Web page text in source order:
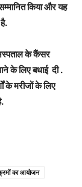
किया और यह
के कैंसर
के लिए बधाई दी .
के मरीजों के लिए
का आयोजन